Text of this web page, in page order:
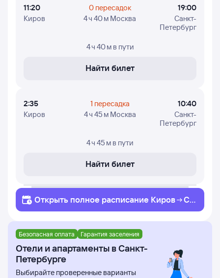
11:20
Киров
0 пересадок
4 ч 40 м Москва
19:00
Санкт-
Петербург
4 ч 40 м в пути
Найти билет
2:35
Киров
1 пересадка
4 ч 45 м Москва
10:40
Санкт-
Петербург
4 ч 45 м в пути
Найти билет
Открыть полное расписание Киров
Са
нкт-Петербург
Безопасная оплата Гарантия заселения
Отели и апартаменты в Санкт-
Петербурге
Выбирайте проверенные варианты